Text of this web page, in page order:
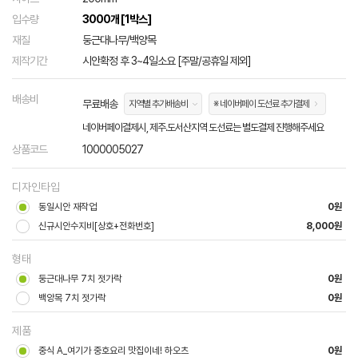
입수량
3000개 [1박스]
재질
둥근대나무/백양목
제작기간
시안확정 후 3~4일소요 [주말/공휴일 제외]
배송비 무료배송 지역별 추가배송비 ※ 네이버페이 도선료 추가결제
네이버페이결제시, 제주.도서산지역 도선료는 별도결제 진행해주세요
상품코드 1000005027
디자인타입
동일시안 재작업
0원
신규시안수지비[상호+전화번호]
8,000원
형태
둥근대나무 7치 젓가락
0원
백양목 7치 젓가락
0원
제품
중식 A_여기가 중호요리 맛집이네! 하오츠
0원